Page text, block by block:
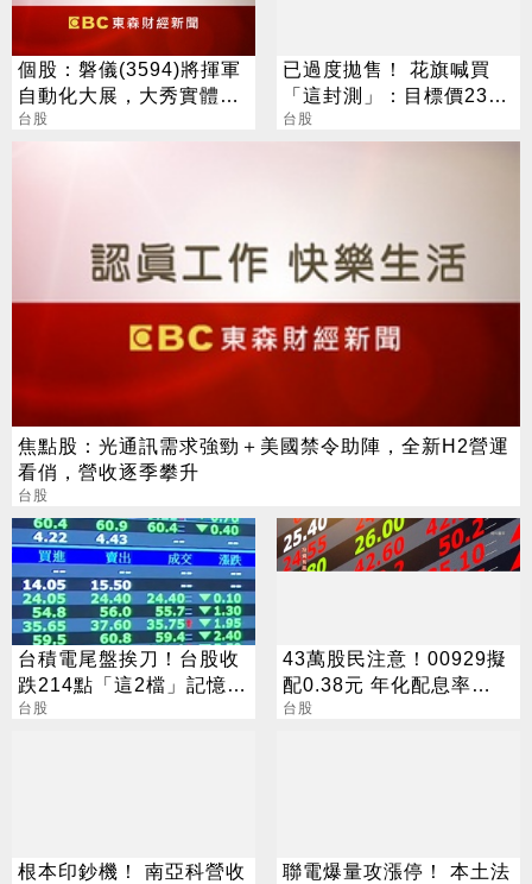
個股：磐儀(3594)將揮軍
自動化大展，大秀實體AI/
邊緣運算/機器人肌肉
台股
已過度拋售！ 花旗喊買
「這封測」：目標價230
元
台股
焦點股：光通訊需求強勁＋美國禁令助陣，全新H2營運
看俏，營收逐季攀升
台股
台積電尾盤挨刀！台股收
跌214點「這2檔」記憶體
逆勢收漲停
台股
43萬股民注意！00929擬
配0.38元 年化配息率
16.5%
台股
根本印鈔機！ 南亞科營收 聯電爆量攻漲停！ 本土法